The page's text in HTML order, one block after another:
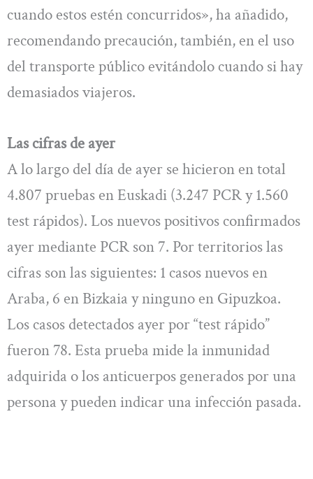
cuando estos estén concurridos», ha añadido,
recomendando precaución, también, en el uso
del transporte público evitándolo cuando si hay
demasiados viajeros.
Las cifras de ayer
A lo largo del día de ayer se hicieron en total
4.807 pruebas en Euskadi (3.247 PCR y 1.560
test rápidos). Los nuevos positivos confirmados
ayer mediante PCR son 7. Por territorios las
cifras son las siguientes: 1 casos nuevos en
Araba, 6 en Bizkaia y ninguno en Gipuzkoa.
Los casos detectados ayer por “test rápido”
fueron 78. Esta prueba mide la inmunidad
adquirida o los anticuerpos generados por una
persona y pueden indicar una infección pasada.